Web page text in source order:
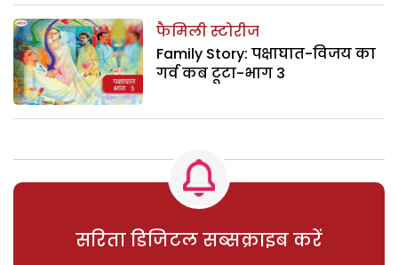
फैमिली स्टोरीज
Family Story: पक्षाघात-विजय का
गर्व कब टूटा-भाग 3
सरिता डिजिटल सब्सक्राइब करें